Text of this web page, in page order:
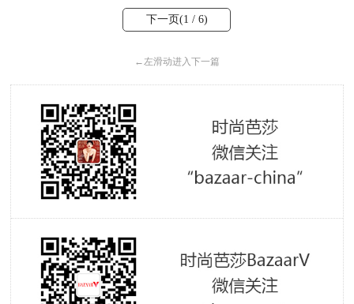
下一页(1 / 6)
←左滑动进入下一篇